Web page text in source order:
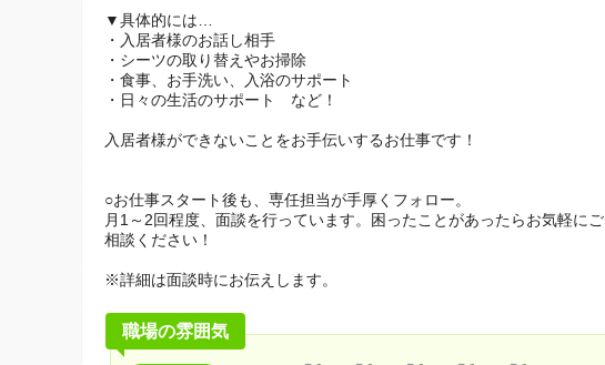
▼具体的には…
・入居者様のお話し相手
・シーツの取り替えやお掃除
・食事、お手洗い、入浴のサポート
・日々の生活のサポート など！
入居者様ができないことをお手伝いするお仕事です！
○お仕事スタート後も、専任担当が手厚くフォロー。
月1～2回程度、面談を行っています。困ったことがあったらお気軽にご
相談ください！
※詳細は面談時にお伝えします。
職場の雰囲気